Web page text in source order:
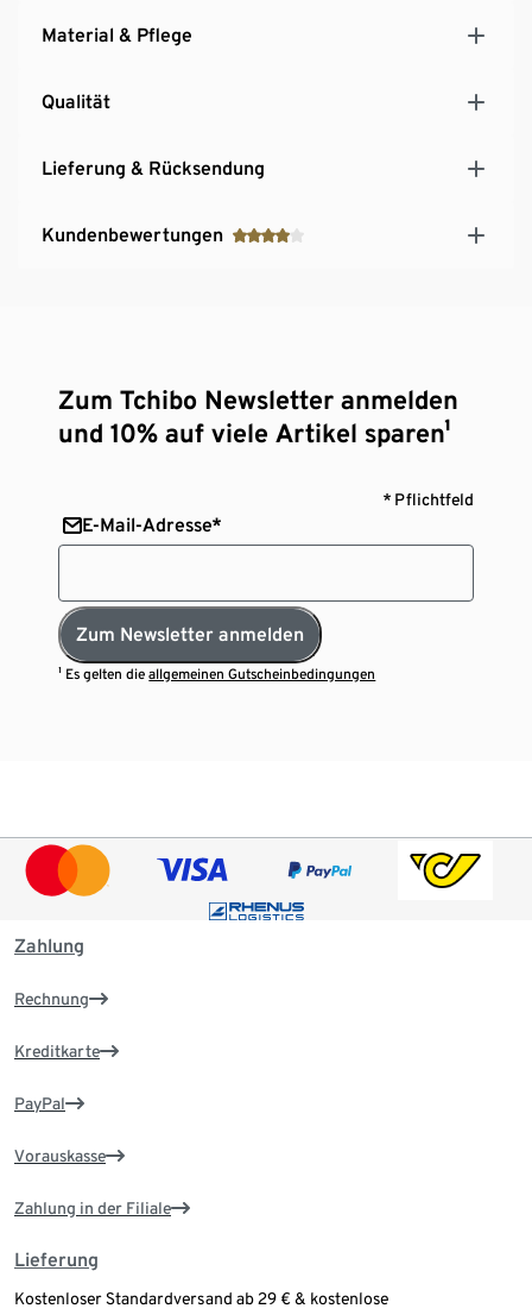
Material & Pflege
Qualität
Lieferung & Rücksendung
Kundenbewertungen
Zum Tchibo Newsletter anmelden
und 10% auf viele Artikel sparen¹
* Pflichtfeld
E-Mail-Adresse*
Zum Newsletter anmelden
¹ Es gelten dieallgemeinen Gutscheinbedingungen
Zahlung
Rechnung
Kreditkarte
PayPal
Vorauskasse
Zahlung in der Filiale
Lieferung
Kostenloser Standardversand ab 29 € & kostenlose